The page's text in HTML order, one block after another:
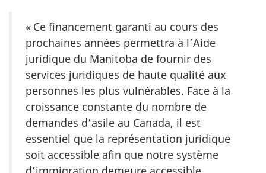
« Ce financement garanti au cours des
prochaines années permettra à l’Aide
juridique du Manitoba de fournir des
services juridiques de haute qualité aux
personnes les plus vulnérables. Face à la
croissance constante du nombre de
demandes d’asile au Canada, il est
essentiel que la représentation juridique
soit accessible afin que notre système